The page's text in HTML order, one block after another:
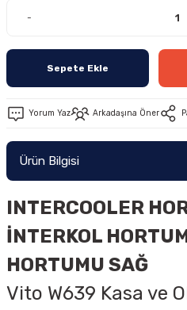
-
Sepete Ekle
Yorum Yaz Arkadaşına Öner
Ürün Bilgisi
INTERCOOLER
İNTERKOL
HORTUMU SAĞ
Vito W639 Kasa ve